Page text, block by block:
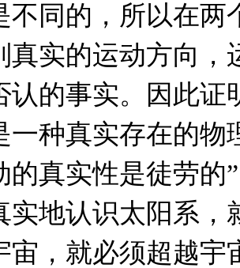
不同的，所以在两
真实的运动方向，
认的事实。因此证
一种真实存在的物
的真实性是徒劳的
实地认识太阳系，
宙，就必须超越宇